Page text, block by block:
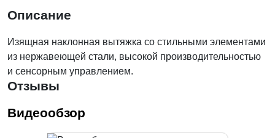
Описание
Изящная наклонная вытяжка со стильными элементами
из нержавеющей стали, высокой производительностью
и сенсорным управлением.
Отзывы
Видеообзор